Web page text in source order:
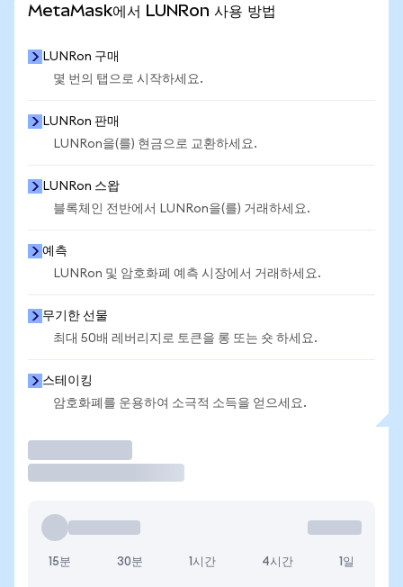
MetaMask에서 LUNRon 사용 방법
LUNRon 구매
몇 번의 탭으로 시작하세요.
LUNRon 판매
LUNRon을(를) 현금으로 교환하세요.
LUNRon 스왑
블록체인 전반에서 LUNRon을(를) 거래하세요.
예측
LUNRon 및 암호화폐 예측 시장에서 거래하세요.
무기한 선물
최대 50배 레버리지로 토큰을 롱 또는 숏 하세요.
스테이킹
암호화폐를 운용하여 소극적 소득을 얻으세요.
15분 30분 1시간 4시간 1일